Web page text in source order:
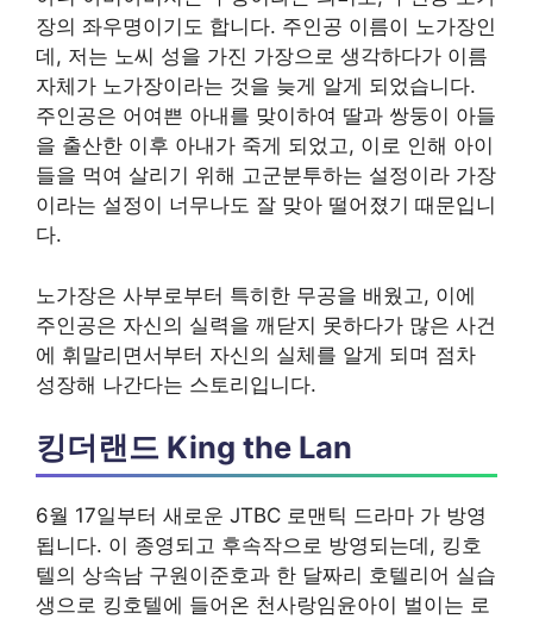
장의 좌우명이기도 합니다. 주인공 이름이 노가장인
데, 저는 노씨 성을 가진 가장으로 생각하다가 이름
자체가 노가장이라는 것을 늦게 알게 되었습니다.
주인공은 어여쁜 아내를 맞이하여 딸과 쌍둥이 아들
을 출산한 이후 아내가 죽게 되었고, 이로 인해 아이
들을 먹여 살리기 위해 고군분투하는 설정이라 가장
이라는 설정이 너무나도 잘 맞아 떨어졌기 때문입니
다.
노가장은 사부로부터 특히한 무공을 배웠고, 이에
주인공은 자신의 실력을 깨닫지 못하다가 많은 사건
에 휘말리면서부터 자신의 실체를 알게 되며 점차
성장해 나간다는 스토리입니다.
킹더랜드 King the Lan
6월 17일부터 새로운 JTBC 로맨틱 드라마 가 방영
됩니다. 이 종영되고 후속작으로 방영되는데, 킹호
텔의 상속남 구원이준호과 한 달짜리 호텔리어 실습
생으로 킹호텔에 들어온 천사랑임윤아이 벌이는 로